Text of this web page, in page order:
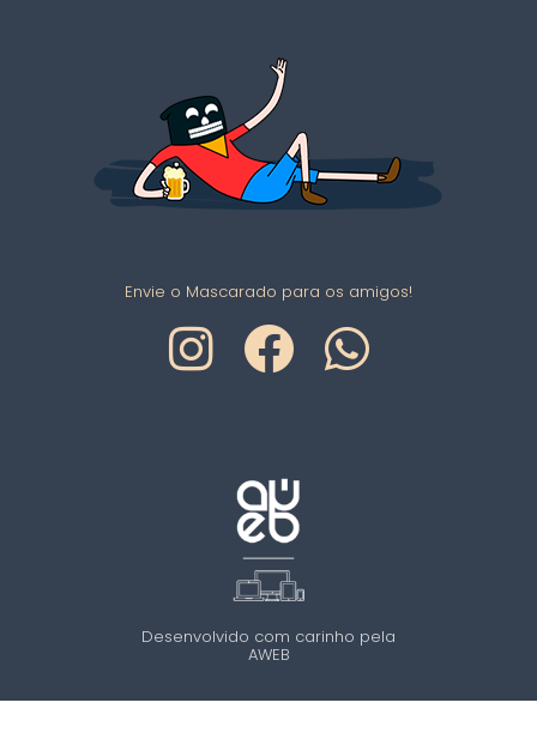
Envie o Mascarado para os amigos!
Desenvolvido com carinho pela
AWEB